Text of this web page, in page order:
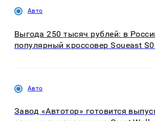
Авто
Выгода 250 тысяч рублей: в
популярный кроссовер Soueast
Авто
Завод «Автотор» готовится